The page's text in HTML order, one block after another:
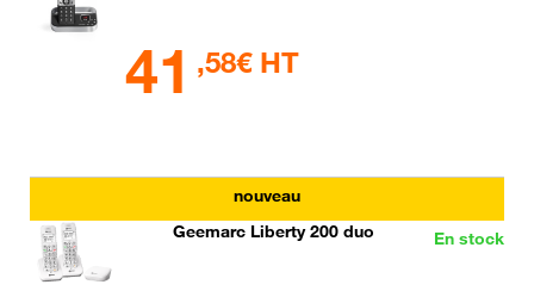
41 ,58€ HT
nouveau
En stock
Geemarc Liberty 200 duo